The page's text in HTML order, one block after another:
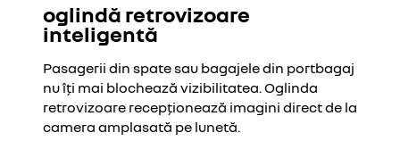
oglindă retrovizoare
inteligentă
Pasagerii din spate sau bagajele din portbagaj
nu îți mai blochează vizibilitatea. Oglinda
retrovizoare recepționează imagini direct de la
camera amplasată pe lunetă.